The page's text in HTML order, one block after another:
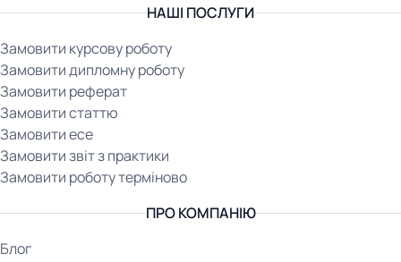
НАШІ ПОСЛУГИ
Замовити курсову роботу
Замовити дипломну роботу
Замовити реферат
Замовити статтю
Замовити есе
Замовити звіт з практики
Замовити роботу терміново
ПРО КОМПАНІЮ
Блог